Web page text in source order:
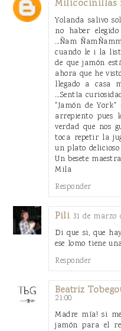
Milicocinillas
Yolanda salivo
no haber
...Ñam
cuando le i la
de que jamón
ahora que he
llegado a casa
...Sentía
"Jamón de
arrepiento pues
verdad que nos
toca repetir la
un plato
Un besete maestra
Mila
Responder
Pili 31 de marzo
Di que si, que
ese lomo tiene
Responder
Beatriz
21:00
Madre mía! si
jamón para el